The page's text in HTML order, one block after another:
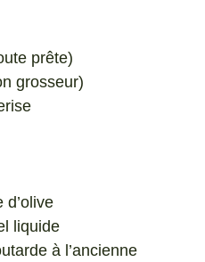
prête)
grosseur)
d’olive
liquide
à l’ancienne